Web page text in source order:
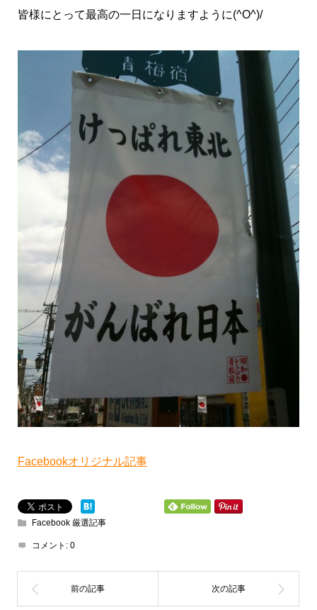
皆様にとって最高の一日になりますように(^O^)/
Facebookオリジナル記事
Facebook 厳選記事
コメント: 0